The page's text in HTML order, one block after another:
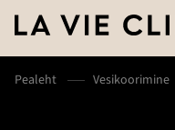
Pealeht Vesikoorimine